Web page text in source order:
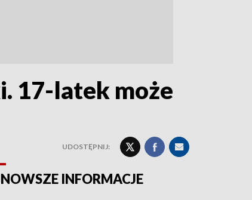
17-latek może
UDOSTĘPNIJ:
INFORMACJE